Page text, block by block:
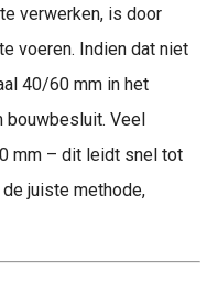
verwerken, is door
voeren. Indien dat niet
40/60 mm in het
Veel
mm – dit leidt snel tot
juiste methode,